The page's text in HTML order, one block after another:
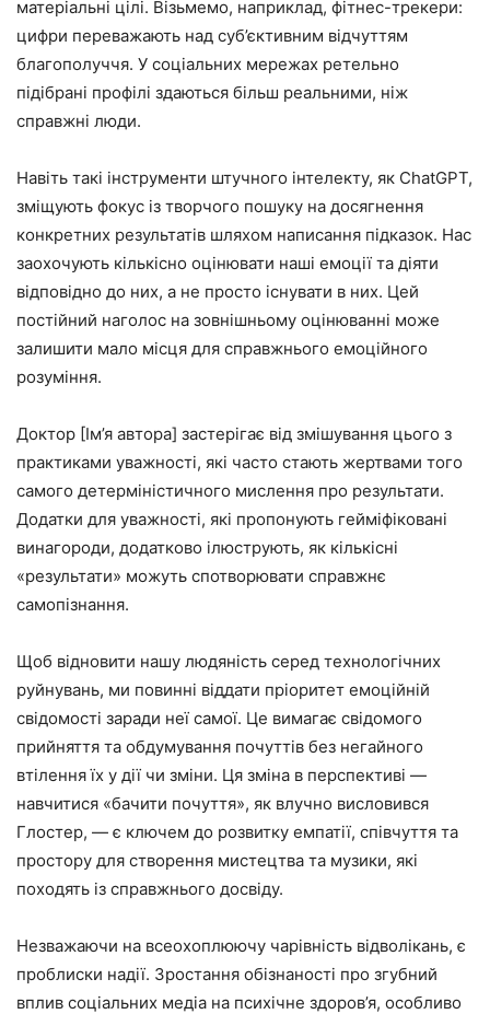
матеріальні цілі. Візьмемо, наприклад, фітнес-трекери:
цифри переважають над суб’єктивним відчуттям
благополуччя. У соціальних мережах ретельно
підібрані профілі здаються більш реальними, ніж
справжні люди.
Навіть такі інструменти штучного інтелекту, як ChatGPT,
зміщують фокус із творчого пошуку на досягнення
конкретних результатів шляхом написання підказок. Нас
заохочують кількісно оцінювати наші емоції та діяти
відповідно до них, а не просто існувати в них. Цей
постійний наголос на зовнішньому оцінюванні може
залишити мало місця для справжнього емоційного
розуміння.
Доктор [Ім’я автора] застерігає від змішування цього з
практиками уважності, які часто стають жертвами того
самого детерміністичного мислення про результати.
Додатки для уважності, які пропонують гейміфіковані
винагороди, додатково ілюструють, як кількісні
«результати» можуть спотворювати справжнє
самопізнання.
Щоб відновити нашу людяність серед технологічних
руйнувань, ми повинні віддати пріоритет емоційній
свідомості заради неї самої. Це вимагає свідомого
прийняття та обдумування почуттів без негайного
втілення їх у дії чи зміни. Ця зміна в перспективі —
навчитися «бачити почуття», як влучно висловився
Глостер, — є ключем до розвитку емпатії, співчуття та
простору для створення мистецтва та музики, які
походять із справжнього досвіду.
Незважаючи на всеохоплюючу чарівність відволікань, є
проблиски надії. Зростання обізнаності про згубний
вплив соціальних медіа на психічне здоров’я, особливо